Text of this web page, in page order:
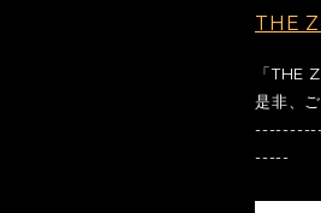
THE
「THE
是非、
-----